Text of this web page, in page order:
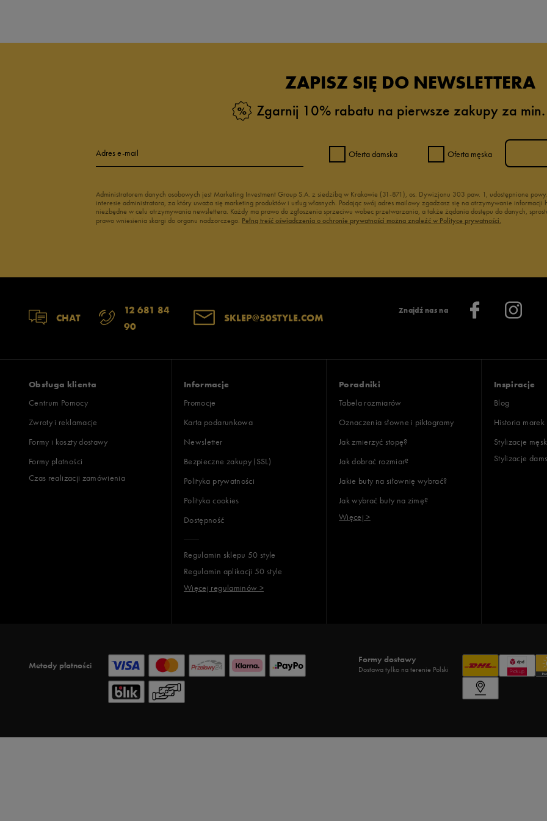
ZAPISZ SIĘ DO NEWSLETTERA
Zgarnij 10% rabatu na pierwsze zakupy za
Adres e-mail Oferta damska Oferta męska
Administratorem danych osobowych jest Marketing Investment Group S.A. z siedzibą w Krakowie (31-871), os. Dywizjonu 303 paw. 1, udostępnione
interesie administratora, za który uważa się marketing produktów i usług własnych. Podając swój adres mailowy zgadzasz się na otrzymywanie
niezbędne w celu otrzymywania newslettera. Każdy ma prawo do zgłoszenia sprzeciwu wobec przetwarzania, a także żądania dostępu do danych,
prawo wniesienia skargi do organu nadzorczego. Pełną treść oświadczenia o ochronie prywatności można znaleźć w Polityce prywatności.
CHAT
12 681 84
90
SKLEP@50STYLE.COM
Znajdź nas na
Obsługa klienta
Centrum Pomocy
Zwroty i reklamacje
Formy i koszty dostawy
Formy płatności
Czas realizacji zamówienia
Informacje
Promocje
Karta podarunkowa
Newsletter
Bezpieczne zakupy (SSL)
Polityka prywatności
Polityka cookies
Dostępność
Regulamin sklepu 50 style
Regulamin aplikacji 50 style
Więcej regulaminów >
Poradniki
Tabela rozmiarów
Oznaczenia słowne i piktogramy
Jak zmierzyć stopę?
Jak dobrać rozmiar?
Jakie buty na siłownię wybrać?
Jak wybrać buty na zimę?
Więcej >
Inspiracje
Blog
Historia marek
Stylizacje
Stylizacje
Metody płatności
Formy dostawy
Dostawa tylko na terenie Polski